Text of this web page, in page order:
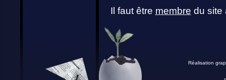
Il faut être membre du site
Réalisation